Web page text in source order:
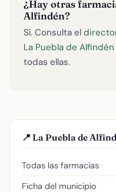
¿Hay otras
Alfindén?
Sí. Consulta el
La Puebla de Alfindén
todas ellas.
📍 La Puebla de
Todas las farmacias
Ficha del municipio